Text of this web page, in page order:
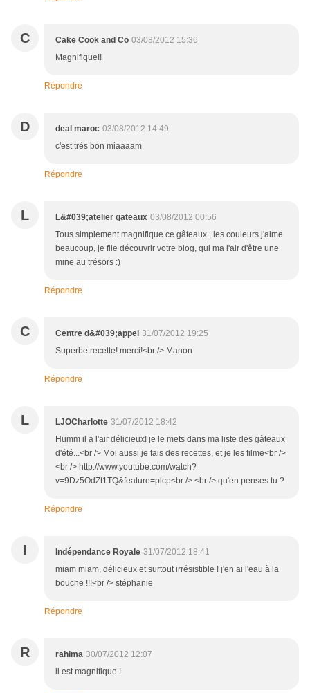
C Cake Cook and Co 03/08/2012 15:36
Magnifique!!
Répondre
D deal maroc 03/08/2012 14:49
c'est très bon miaaaam
Répondre
L L&#039;atelier gateaux 03/08/2012 00:56
Tous simplement magnifique ce gâteaux , les couleurs j'aime
beaucoup, je file découvrir votre blog, qui ma l'air d'être une
mine au trésors :)
Répondre
C Centre d&#039;appel 31/07/2012 19:25
Superbe recette! merci!<br /> Manon
Répondre
L LJOCharlotte 31/07/2012 18:42
Humm il a l'air délicieux! je le mets dans ma liste des gâteaux
d'été...<br /> Moi aussi je fais des recettes, et je les filme<br />
<br /> http://www.youtube.com/watch?
v=9Dz5OdZt1TQ&feature=plcp<br /> <br /> qu'en penses tu ?
Répondre
I Indépendance Royale 31/07/2012 18:41
miam miam, délicieux et surtout irrésistible ! j'en ai l'eau à la
bouche !!!<br /> stéphanie
Répondre
R rahima 30/07/2012 12:07
il est magnifique !